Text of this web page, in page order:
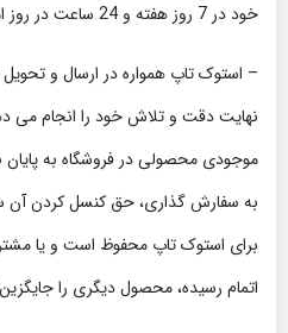
خود در 7 روز هفته و 24 ساعت در روز امکان سفارش گذاری می دهد.
– استوک تاپ همواره در ارسال و
نهایت دقت و تلاش خود را انجام می
موجودی محصولی در فروشگاه به
به سفارش گذاری، حق کنسل کردن آن
برای استوک تاپ محفوظ است و یا
اتمام رسیده، محصول دیگری را